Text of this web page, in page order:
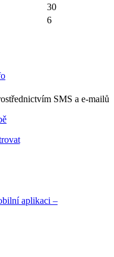
30
6
SMS a e-mailů
aplikaci –